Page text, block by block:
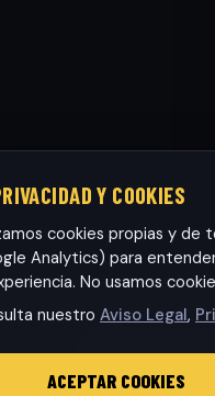
© 2026
Y COOKIES
cookies propias y de
Analytics) para
No usamos
nuestro Aviso Legal,
ACEPTAR COOKIES